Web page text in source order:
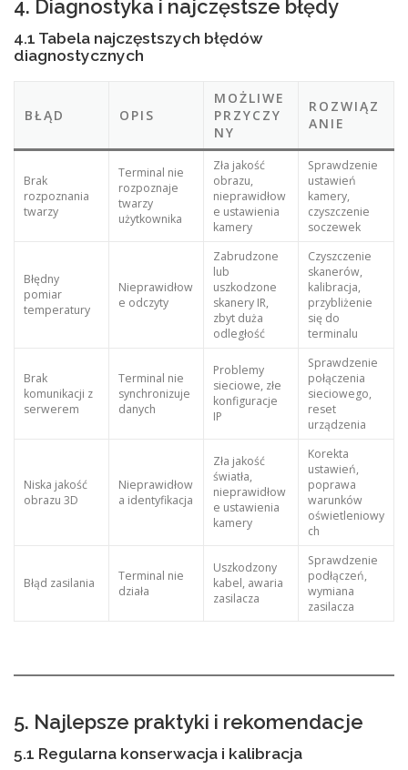
4. Diagnostyka i najczęstsze błędy
4.1 Tabela najczęstszych błędów
diagnostycznych
BŁĄD OPIS
MOŻLIWE
PRZYCZY
NY
ROZWIĄZ
ANIE
Brak
rozpoznania
twarzy
Terminal nie
rozpoznaje
twarzy
użytkownika
Zła jakość
obrazu,
nieprawidłow
e ustawienia
kamery
Sprawdzenie
ustawień
kamery,
czyszczenie
soczewek
Błędny
pomiar
temperatury
Nieprawidłow
e odczyty
Zabrudzone
lub
uszkodzone
skanery IR,
zbyt duża
odległość
Czyszczenie
skanerów,
kalibracja,
przybliżenie
się do
terminalu
Brak
komunikacji z
serwerem
Terminal nie
synchronizuje
danych
Problemy
sieciowe, złe
konfiguracje
IP
Sprawdzenie
połączenia
sieciowego,
reset
urządzenia
Niska jakość
obrazu 3D
Nieprawidłow
a identyfikacja
Zła jakość
światła,
nieprawidłow
e ustawienia
kamery
Korekta
ustawień,
poprawa
warunków
oświetleniowy
ch
Błąd zasilania
Terminal nie
działa
Uszkodzony
kabel, awaria
zasilacza
Sprawdzenie
podłączeń,
wymiana
zasilacza
5. Najlepsze praktyki i rekomendacje
5.1 Regularna konserwacja i kalibracja